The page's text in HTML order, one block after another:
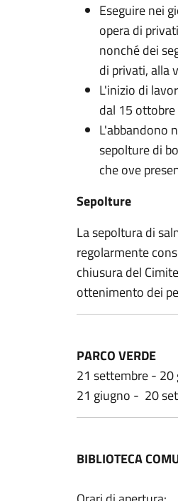
Eseguire nei
opera di
nonché dei
di privati, alla
L'inizio di
dal 15
L'abbandono
sepolture di
che ove
Sepolture
La sepoltura di
regolarmente
chiusura del
ottenimento dei
PARCO VERDE
21 settembre - 20
21 giugno - 20
BIBLIOTECA